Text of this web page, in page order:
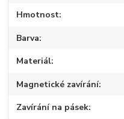
Hmotnost
Barva
Materiál
Magnetické zavírání
Zavírání na pásek